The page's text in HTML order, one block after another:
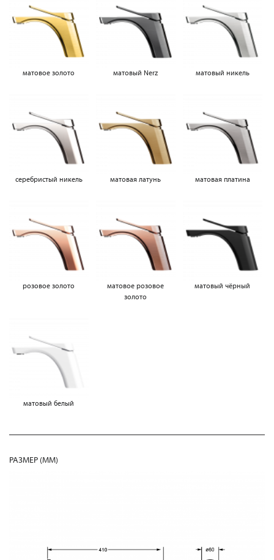
матовое золото матовый Nerz матовый никель
серебристый никель матовая латунь матовая платина
розовое золото
матовое розовое
золото
матовый чёрный
матовый белый
РАЗМЕР (MM)